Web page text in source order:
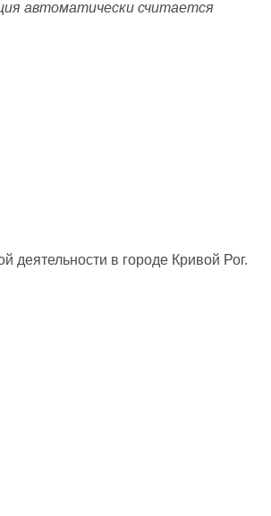
автоматически считается
деятельности в городе Кривой Рог.